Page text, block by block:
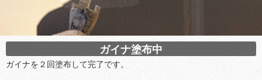
ガイナ塗布中
ガイナを２回塗布して完了です。